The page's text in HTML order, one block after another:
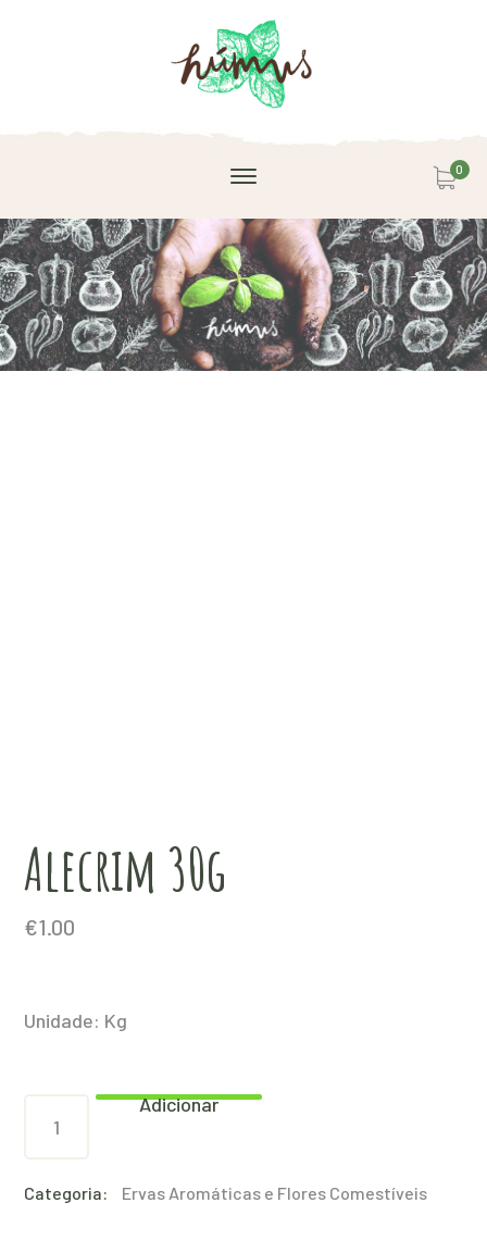
0
Alecrim 30g
€1.00
Unidade: Kg
quantity
Adicionar
Categoria: Ervas Aromáticas e Flores Comestíveis